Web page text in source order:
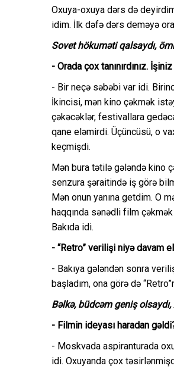
Oxuya-oxuya dərs də
idim. İlk dəfə dərs deməyə
Sovet hökuməti qalsaydı,
- Orada çox tanınırdınız.
- Bir neçə səbəbi var idi.
İkincisi, mən kino çəkmək
çəkəcəklər, festivallara
qane eləmirdi. Üçüncüsü, o
keçmişdi.
Mən bura tətilə gələndə kino
senzura şəraitində iş görə
Mən onun yanına getdim. O
haqqında sənədli film
Bakıda idi.
- “Retro” verilişi niyə davam
- Bakıya gələndən sonra
başladım, ona görə də
Bəlkə, büdcəm geniş
- Filmin ideyası haradan
- Moskvada aspiranturada
idi. Oxuyanda çox